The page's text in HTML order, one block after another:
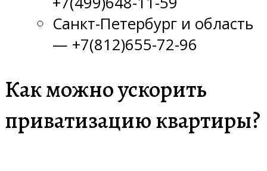
Санкт-Петербург и область
— +7(812)655-72-96
Как можно ускорить
приватизацию квартиры?